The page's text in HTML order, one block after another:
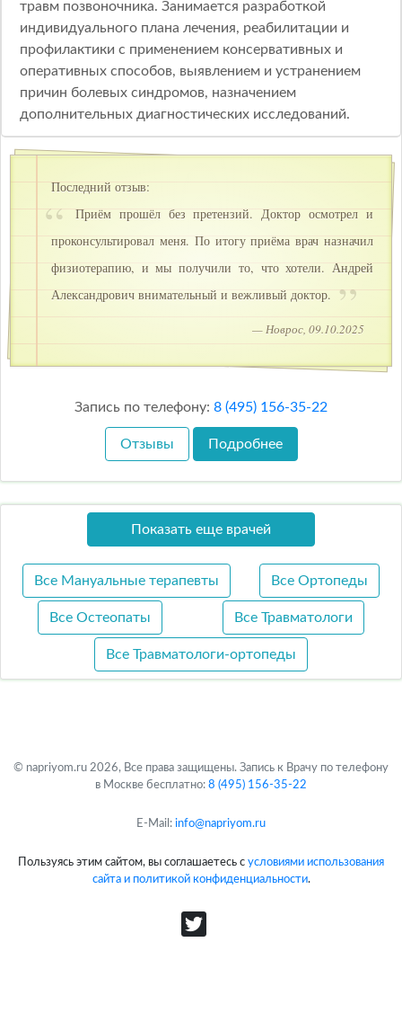
травм позвоночника. Занимается разработкой
индивидуального плана лечения, реабилитации и
профилактики с применением консервативных и
оперативных способов, выявлением и устранением
причин болевых синдромов, назначением
дополнительных диагностических исследований.
Последний отзыв:
Приём прошёл без претензий. Доктор осмотрел и
проконсультировал меня. По итогу приёма врач назначил
физиотерапию, и мы получили то, что хотели. Андрей
Александрович внимательный и вежливый доктор.
— Новрос, 09.10.2025
Запись по телефону: 8 (495) 156-35-22
Отзывы Подробнее
Показать еще врачей
Все Мануальные терапевты Все Ортопеды
Все Остеопаты Все Травматологи
Все Травматологи-ортопеды
© napriyom.ru 2026, Все права защищены. Запись к Врачу по телефону
в Москве бесплатно: 8 (495) 156-35-22
E-Mail: info@napriyom.ru
Пользуясь этим сайтом, вы соглашаетесь с условиями использования
сайта и политикой конфиденциальности.